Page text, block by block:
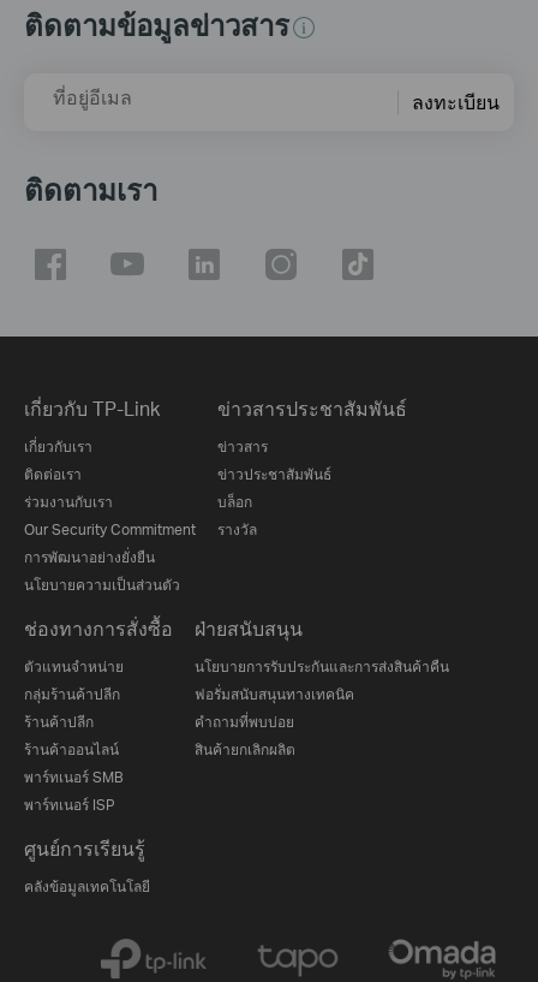
ติดตามข้อมูลข่าวสาร
ที่อยู่อีเมล ลงทะเบียน
ติดตามเรา
เกี่ยวกับ TP-Link
เกี่ยวกับเรา
ติดต่อเรา
ร่วมงานกับเรา
Our Security Commitment
การพัฒนาอย่างยั่งยืน
นโยบายความเป็นส่วนตัว
ข่าวสารประชาสัมพันธ์
ข่าวสาร
ข่าวประชาสัมพันธ์
บล็อก
รางวัล
ช่องทางการสั่งซื้อ
ตัวแทนจำหน่าย
กลุ่มร้านค้าปลีก
ร้านค้าปลีก
ร้านค้าออนไลน์
พาร์ทเนอร์ SMB
พาร์ทเนอร์ ISP
ฝ่ายสนับสนุน
นโยบายการรับประกันและการส่งสินค้าคืน
ฟอรั่มสนับสนุนทางเทคนิค
คำถามที่พบบ่อย
สินค้ายกเลิกผลิต
ศูนย์การเรียนรู้
คลังข้อมูลเทคโนโลยี